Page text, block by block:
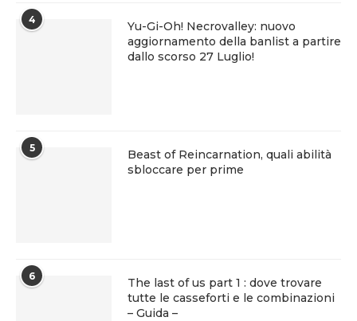
4
Yu-Gi-Oh! Necrovalley: nuovo
aggiornamento della banlist a partire
dallo scorso 27 Luglio!
5
Beast of Reincarnation, quali abilità
sbloccare per prime
6
The last of us part 1 : dove trovare
tutte le casseforti e le combinazioni
– Guida –